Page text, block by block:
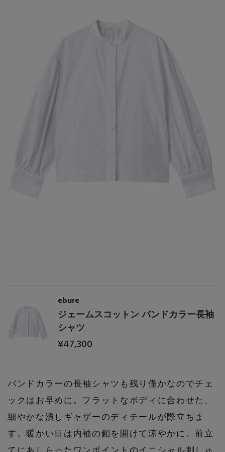
ベーシックとトレンドが交差する16の名品
ebure
ジェームスコットン バンドカラー長袖
シャツ
¥47,300
バンドカラーの長袖シャツも残り僅かなのでチェ
ックはお早めに。フラットなボディに合わせた、
細やかな潰しギャザーのディテールが際立ちま
す。暖かい日は内袖の釦を開けて涼やかに。前立